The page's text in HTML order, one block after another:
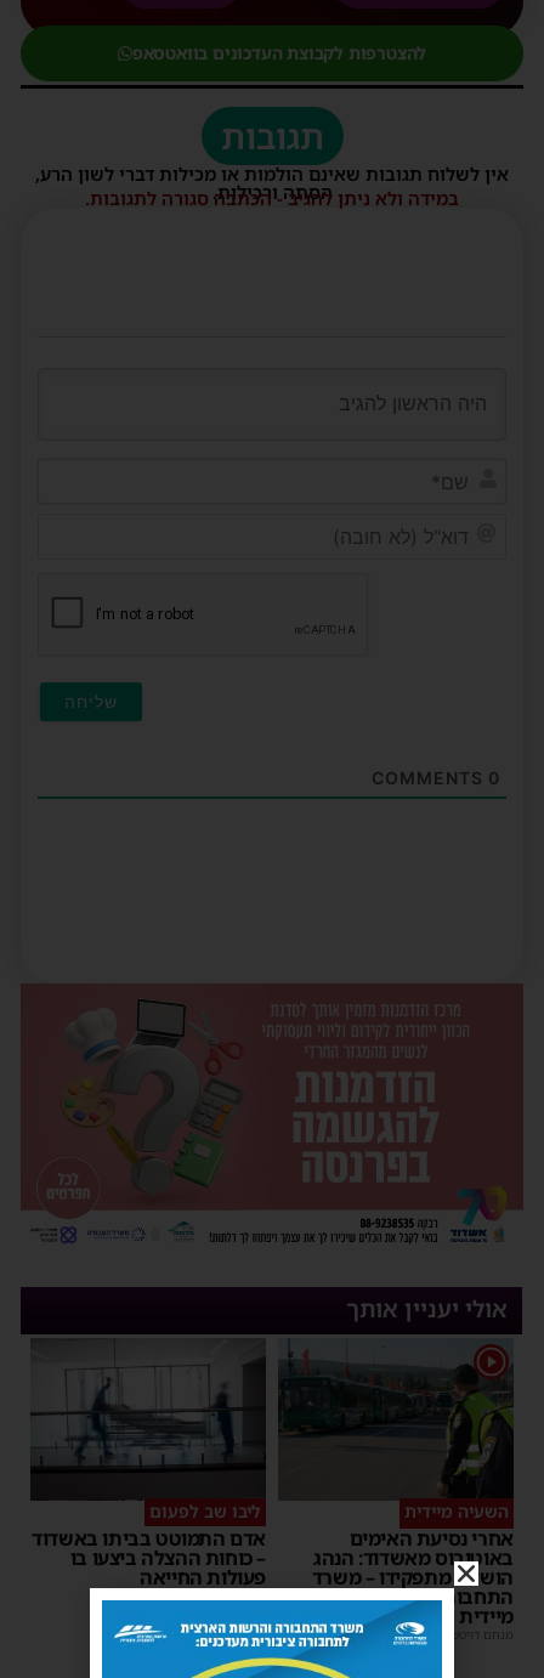
להצטרפות לקבוצת העדכונים בוואטסאפ
תגובות
אין לשלוח תגובות שאינם הולמות או מכילות דברי לשון הרע,
הסתה ורכילות.
במידה ולא ניתן להגיב - הכתבה סגורה לתגובות.
0
אולי יעניין אותך
1
השעיה מיידית
אחרי נסיעת האימים
באוטובוס מאשדוד: הנהג
הושעה מתפקידו – משרד
התחבורה הורה על בדיקה
מיידית
מנחם דויטש 17:44
ליבו שב לפעום
אדם התמוטט בביתו באשדוד
– כוחות ההצלה ביצעו בו
פעולות החייאה